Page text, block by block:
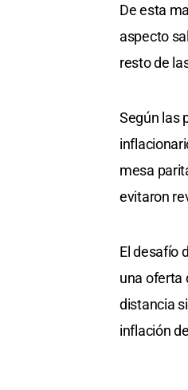
De esta
aspecto
resto de
Según las
mesa
evitaron
El desafío
una oferta
distancia
inflación